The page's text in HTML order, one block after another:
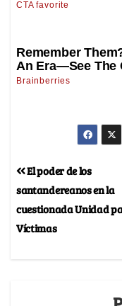
El poder de los
santandereanos en la
cuestionada Unidad
Víctimas